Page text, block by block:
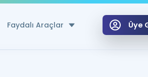
Faydalı Araçlar Üye